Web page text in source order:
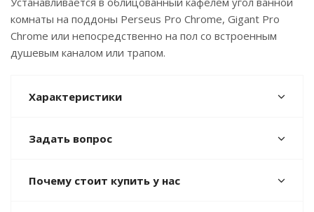
комнаты на поддоны Perseus Pro Chrome, Gigant Pro
Chrome или непосредственно на пол со встроенным
душевым каналом или трапом.
Характеристики
Задать вопрос
Почему стоит купить у нас